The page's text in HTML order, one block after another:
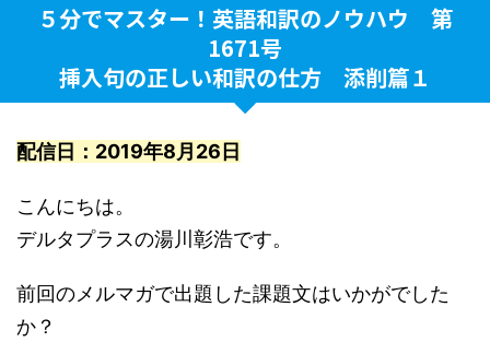
５分でマスター！英語和訳のノウハウ 第
1671号
挿入句の正しい和訳の仕方 添削篇１
配信日：2019年8月26日
こんにちは。
デルタプラスの湯川彰浩です。
前回のメルマガで出題した課題文はいかがでした
か？